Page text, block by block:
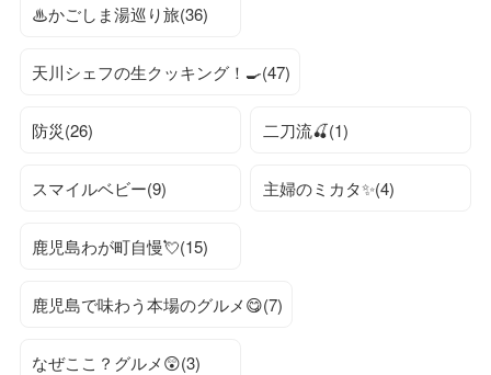
♨かごしま湯巡り旅(36)
天川シェフの生クッキング！🍳(47)
防災(26) 二刀流🍒(1)
スマイルベビー(9) 主婦のミカタ✨(4)
鹿児島わが町自慢💘(15)
鹿児島で味わう本場のグルメ😋(7)
なぜここ？グルメ😲(3)